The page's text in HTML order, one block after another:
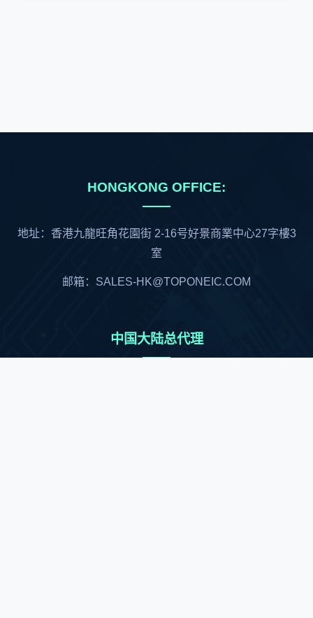
HONGKONG OFFICE:
地址：香港九龍旺角花園街 2-16号好景商業中心27字樓3
室
邮箱：SALES-HK@TOPONEIC.COM
中国大陆总代理